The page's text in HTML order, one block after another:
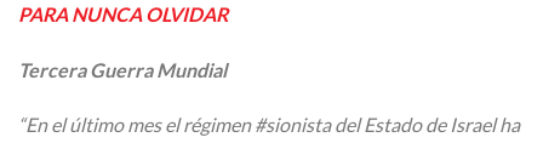
PARA NUNCA OLVIDAR
Tercera Guerra Mundial
“En el último mes el régimen #sionista del Estado de Israel ha